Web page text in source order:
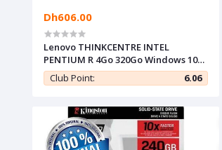
Dh606.00
Lenovo THINKCENTRE INTEL
PENTIUM R 4Go 320Go Windows 10
Pro - Remis à neuf
Club Point: 6.06